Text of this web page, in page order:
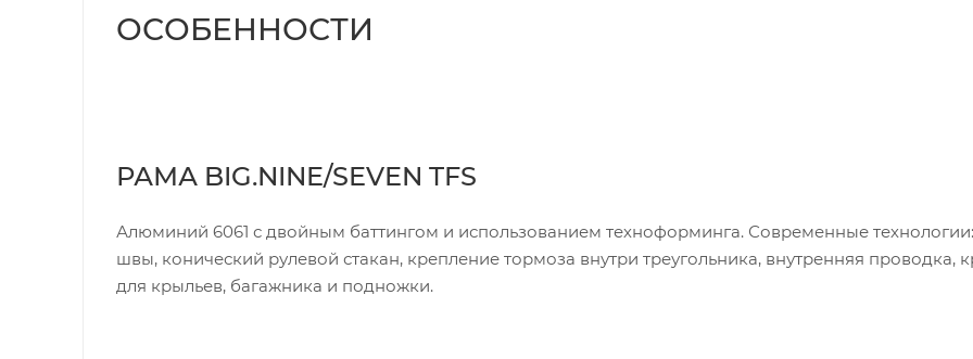
ОСОБЕННОСТИ
РАМА BIG.NINE/SEVEN TFS
Алюминий 6061 с двойным баттингом и использованием техноформинга. Современные
швы, конический рулевой стакан, крепление тормоза внутри треугольника, внутренняя проводка,
для крыльев, багажника и подножки.